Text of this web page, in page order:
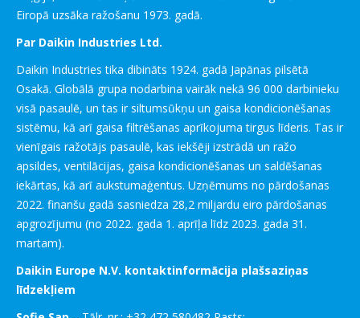
Eiropā uzsāka ražošanu 1973. gadā.
Par Daikin Industries Ltd.
Daikin Industries tika dibināts 1924. gadā Japānas pilsētā
Osakā. Globālā grupa nodarbina vairāk nekā 96 000 darbinieku
visā pasaulē, un tas ir siltumsūkņu un gaisa kondicionēšanas
sistēmu, kā arī gaisa filtrēšanas aprīkojuma tirgus līderis. Tas ir
vienīgais ražotājs pasaulē, kas iekšēji izstrādā un ražo
apsildes, ventilācijas, gaisa kondicionēšanas un saldēšanas
iekārtas, kā arī aukstumaģentus. Uzņēmums no pārdošanas
2022. finanšu gadā sasniedza 28,2 miljardu eiro pārdošanas
apgrozījumu (no 2022. gada 1. aprīļa līdz 2023. gada 31.
martam).
Daikin Europe N.V. kontaktinformācija plašsaziņas
līdzekļiem